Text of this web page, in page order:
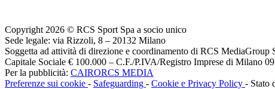
Copyright 2026 © RCS Sport Spa a socio unico
Sede legale: via Rizzoli, 8 – 20132 Milano
Soggetta ad attività di direzione e coordinamento di RCS MediaGroup
Capitale Sociale € 100.000 – C.F./P.IVA/Registro Imprese di Milano
Per la pubblicità: CAIRORCS MEDIA
Preferenze sui cookie - Safeguarding - Cookie e Privacy Policy - Stato